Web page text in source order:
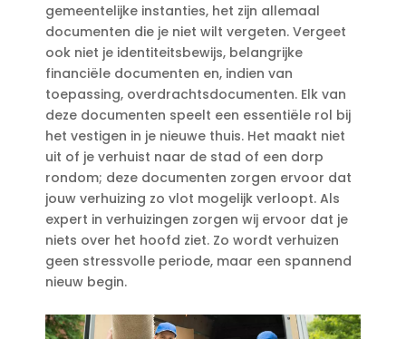
gemeentelijke instanties, het zijn allemaal
documenten die je niet wilt vergeten.​ Vergeet
ook niet je identiteitsbewijs, belangrijke
financiële documenten en, indien van
toepassing, overdrachtsdocumenten.​ Elk van
deze documenten speelt een essentiële rol bij
het vestigen in je nieuwe thuis.​ Het maakt niet
uit of je verhuist naar de stad of een dorp
rondom; deze documenten zorgen ervoor dat
jouw verhuizing zo vlot mogelijk verloopt.​ Als
expert in verhuizingen zorgen wij ervoor dat je
niets over het hoofd ziet.​ Zo wordt verhuizen
geen stressvolle periode, maar een spannend
nieuw begin.​